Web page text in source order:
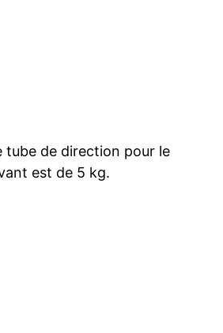
tube de direction pour le
est de 5 kg.